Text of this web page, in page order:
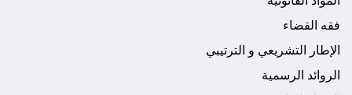
فقه القضاء
الإطار التشريعي و الترتيبي
الروائد الرسمية